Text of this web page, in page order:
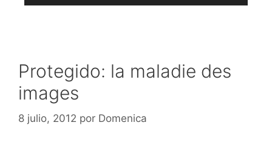
Protegido: la maladie des
images
8 julio, 2012 por Domenica